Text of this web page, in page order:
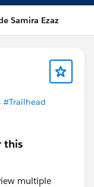
Samira Ezaz
#Trailhead
this
multiple